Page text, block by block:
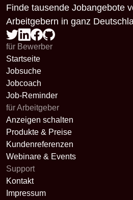
Finde tausende Jobangebote
Arbeitgebern in ganz
für Bewerber
Startseite
Jobsuche
Jobcoach
Job-Reminder
für Arbeitgeber
Anzeigen schalten
Produkte & Preise
Kundenreferenzen
Webinare & Events
Support
Kontakt
Impressum